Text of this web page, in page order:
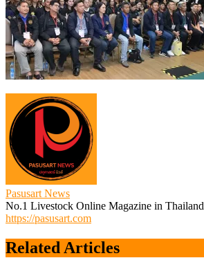
Pasusart News
No.1 Livestock Online Magazine in Thailand
https://pasusart.com
Related Articles